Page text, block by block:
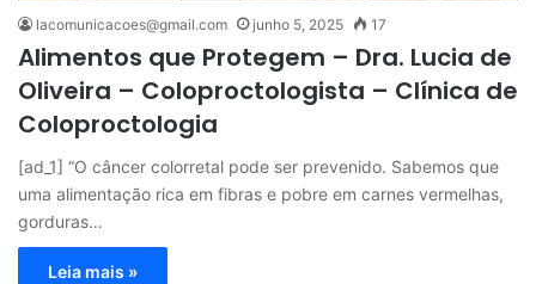
lacomunicacoes@gmail.com junho 5, 2025 17
Alimentos que Protegem – Dra. Lucia de
Oliveira – Coloproctologista – Clínica de
Coloproctologia
[ad_1] “O câncer colorretal pode ser prevenido. Sabemos que
uma alimentação rica em fibras e pobre em carnes vermelhas,
gorduras…
Leia mais »